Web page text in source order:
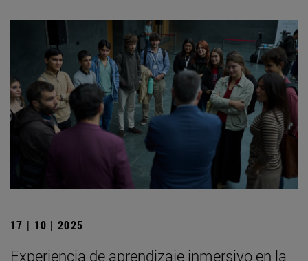
17 | 10 | 2025
Experiencia de aprendizaje inmersivo en la